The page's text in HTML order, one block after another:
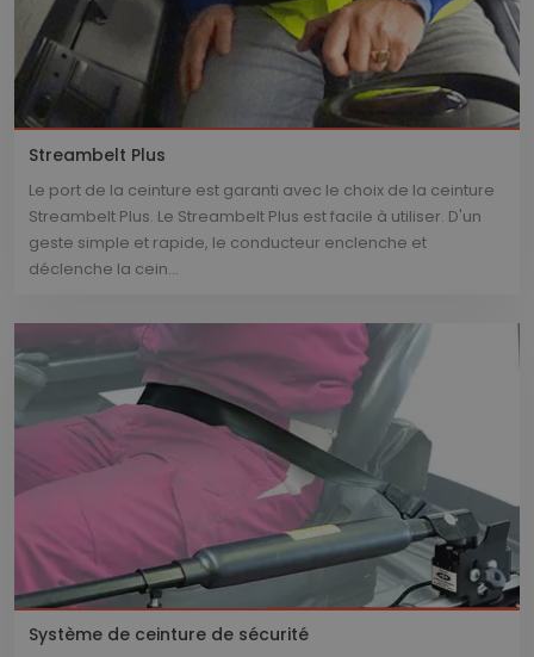
Streambelt Plus
Le port de la ceinture est garanti avec le choix de la ceinture
Streambelt Plus. Le Streambelt Plus est facile à utiliser. D'un
geste simple et rapide, le conducteur enclenche et
déclenche la cein...
Système de ceinture de sécurité